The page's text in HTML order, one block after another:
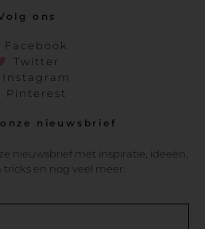
ons
Facebook
Twitter
Instagram
Pinterest
nieuwsbrief
nieuwsbrief met inspiratie, ideeën,
en nog veel meer.